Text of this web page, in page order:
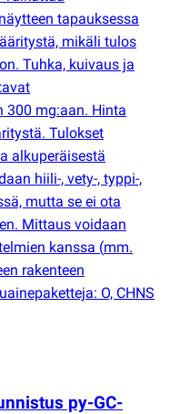
tapauksessa
mikäli tulos
Tuhka, kuivaus ja
mg:aan. Hinta
Tulokset
alkuperäisestä
hiili-, vety-, typpi-,
mutta se ei ota
Mittaus voidaan
kanssa (mm.
rakenteen
O, CHNS
py-GC-